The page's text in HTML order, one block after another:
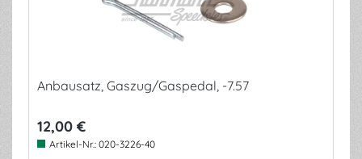
Anbausatz, Gaszug/Gaspedal, -7.57
12,00 €
Artikel-Nr.: 020-3226-40